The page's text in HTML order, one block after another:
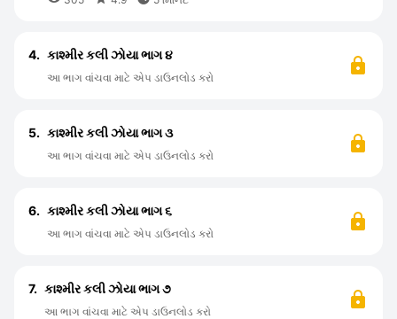
4. કાશ્મીર કલી ઝોયા ભાગ ૪
આ ભાગ વાંચવા માટે એપ ડાઉનલોડ કરો
5. કાશ્મીર કલી ઝોયા ભાગ ૩
આ ભાગ વાંચવા માટે એપ ડાઉનલોડ કરો
6. કાશ્મીર કલી ઝોયા ભાગ ૬
આ ભાગ વાંચવા માટે એપ ડાઉનલોડ કરો
7. કાશ્મીર કલી ઝોયા ભાગ ૭
આ ભાગ વાંચવા માટે એપ ડાઉનલોડ કરો